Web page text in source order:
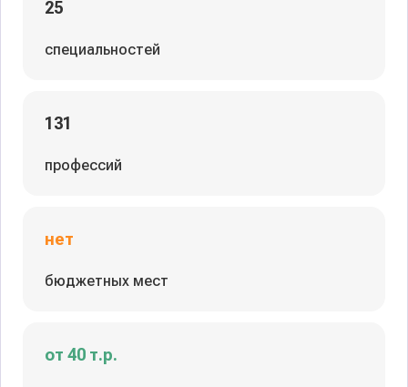
25
специальностей
131
профессий
нет
бюджетных мест
от 40 т.р.